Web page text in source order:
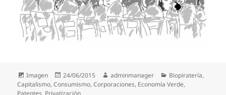
Formato
Imagen
Publicado
el
24/06/2015 Autor
adminmanager Categorías
Biopiratería,
Capitalismo,Consumismo,Corporaciones, Economía Verde,